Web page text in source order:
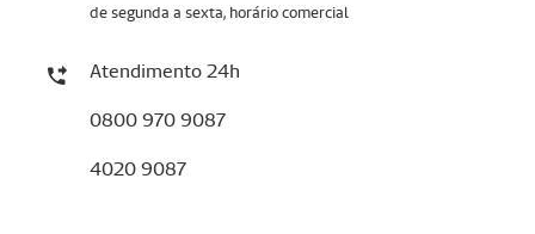
de segunda a sexta, horário comercial
Atendimento 24h
0800 970 9087
4020 9087